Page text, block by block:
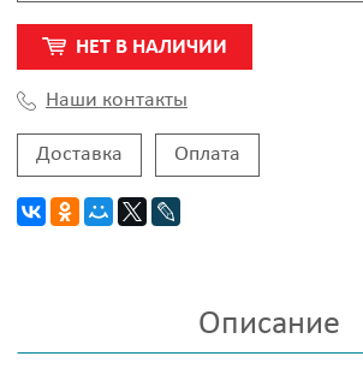
НЕТ В НАЛИЧИИ
Наши контакты
Доставка Оплата
Описание